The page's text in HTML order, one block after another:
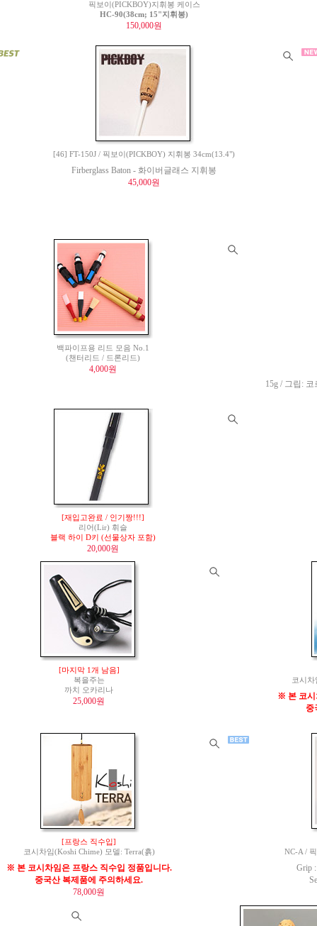
픽보이(PICKBOY)지휘봉 케이스
HC-90(38cm; 15"지휘봉)
150,000원
[46] FT-150J / 픽보이(PICKBOY) 지휘봉 34cm(13.4")
Firberglass Baton - 화이버글래스 지휘봉
45,000원
백파이프용 리드 모음 No.1
(챈터리드 / 드론리드)
4,000원
15g / 그립:
[재입고완료 / 인기짱!!!]
리어(Lir) 휘슬
블랙 하이 D키 (선물상자 포함)
20,000원
[마지막 1개 남음]
복을주는
까치 오카리나
25,000원
코시
※ 본 코시
중
[프랑스 직수입]
코시차임(Koshi Chime) 모델: Terra(흙)
※ 본 코시차임은 프랑스 직수입 정품입니다.
중국산 복제품에 주의하세요.
78,000원
NC-A /
Grip